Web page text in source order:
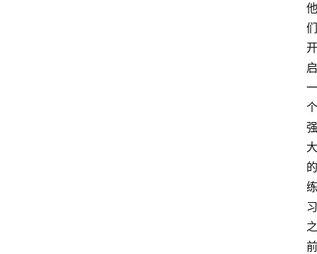
他
们
开
启
一
个
强
大
的
练
习
之
前